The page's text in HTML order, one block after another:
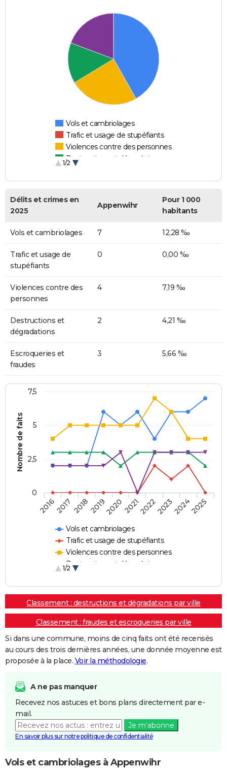
Vols et cambriolages
Trafic et usage de stupéfiants
Violences contre des personnes
Destructions et dégradations
1/2
Délits et crimes en
2025
Appenwihr
Pour 1 000
habitants
Vols et cambriolages 7 12,28 ‰
Trafic et usage de
stupéfiants
0 0,00 ‰
Violences contre des
personnes
4 7,19 ‰
Destructions et
dégradations
2 4,21 ‰
Escroqueries et
fraudes
3 5,66 ‰
Nombre de faits
Vols et cambriolages
Trafic et usage de stupéfiants
Violences contre des personnes
Destructions et dégradations
1/2
20162017 20182019202020212022202320242025
0
2,5
5
7,5
Classement : destructions et dégradations par ville
Classement : fraudes et escroqueries par ville
Si dans une commune, moins de cinq faits ont été recensés
au cours des trois dernières années, une donnée moyenne est
proposée à la place. Voir la méthodologie.
A ne pas manquer
Recevez nos astuces et bons plans directement par e-
mail.
Je m'abonne
En savoir plus sur notre politique de confidentialité
Vols et cambriolages à Appenwihr